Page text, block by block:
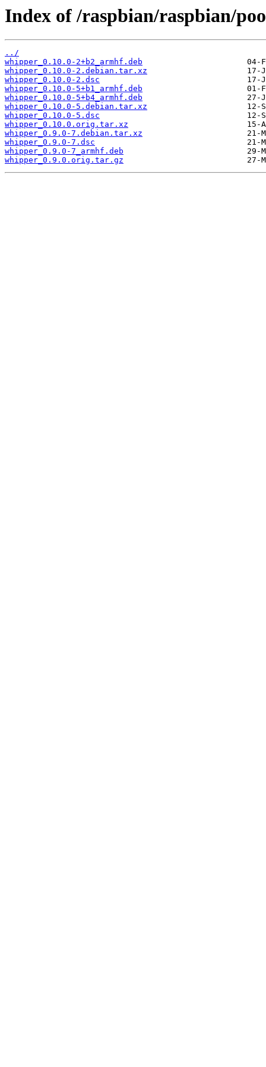
Index of /raspbian/raspbian/
../
whipper_0.10.0-2+b2_armhf.deb
whipper_0.10.0-2.debian.tar.xz
whipper_0.10.0-2.dsc
whipper_0.10.0-5+b1_armhf.deb
whipper_0.10.0-5+b4_armhf.deb
whipper_0.10.0-5.debian.tar.xz
whipper_0.10.0-5.dsc
whipper_0.10.0.orig.tar.xz
whipper_0.9.0-7.debian.tar.xz
whipper_0.9.0-7.dsc
whipper_0.9.0-7_armhf.deb
whipper_0.9.0.orig.tar.gz